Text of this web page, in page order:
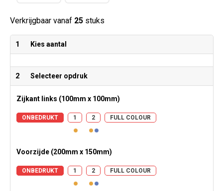
Verkrijgbaar vanaf 25stuks
1 Kies aantal
2 Selecteer opdruk
Zijkant links (100mm x 100mm)
ONBEDRUKT 1 2 FULL COLOUR
Voorzijde (200mm x 150mm)
ONBEDRUKT 1 2 FULL COLOUR